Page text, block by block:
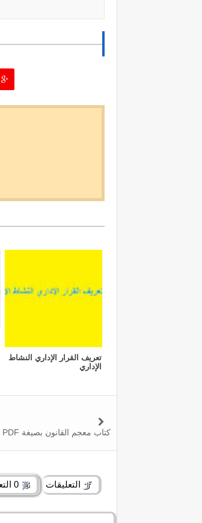
Google
تعريف القرار الإداري النشاط
الإداري
كتاب معجم القانون بصيغة PDF
التعليقات